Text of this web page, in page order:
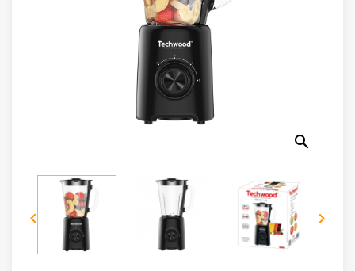
Sécurité
Mobilités
search
 